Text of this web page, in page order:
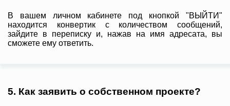
В вашем личном кабинете под кнопкой "ВЫЙТИ"
находится конвертик с количеством сообщений,
зайдите в переписку и, нажав на имя адресата, вы
сможете ему ответить.
5. Как заявить о собственном проекте?